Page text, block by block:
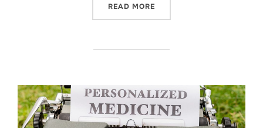
READ MORE